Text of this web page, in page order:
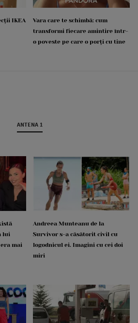
IKEA
Vara care te schimbă: cum
transformi fiecare amintire într-
o poveste pe care o porți cu tine
ANTENA 1
lui
mai
Andreea Munteanu de la
Survivor s-a căsătorit civil cu
logodnicul ei. Imagini cu cei doi
miri